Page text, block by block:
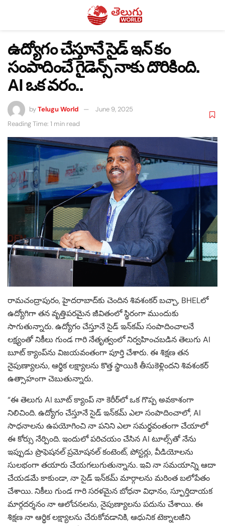
ఉద్యోగం చేస్తూనే సైడ్ ఇన్ కం
సంపాదించే గైడెన్స్ నాకు దొరికింది.
AI ఒక వరం..
byTelugu World
June 9, 2025
Reading Time: 1 min read
రామచంద్రాపురం, హైదరాబాద్‌కు చెందిన శివశంకర్ బచ్చా, BHELలో
ఉద్యోగిగా తన వృత్తిపరమైన జీవితంలో స్థిరంగా ముందుకు
సాగుతున్నారు. ఉద్యోగం చేస్తూనే సైడ్ ఇన్‌కమ్ సంపాదించాలనే
లక్ష్యంతో నికీలు గుండ గారి నేతృత్వంలో నిర్వహించబడిన తెలుగు AI
బూట్ క్యాంప్‌ను విజయవంతంగా పూర్తి చేశారు. ఈ శిక్షణ తన
నైపుణ్యాలను, ఆర్థిక లక్ష్యాలను కొత్త స్థాయికి తీసుకెళ్లిందని శివశంకర్
ఉత్సాహంగా చెబుతున్నారు.
“ఈ తెలుగు AI బూట్ క్యాంప్ నా కెరీర్‌లో ఒక గొప్ప అవకాశంగా
నిలిచింది. ఉద్యోగం చేస్తూనే సైడ్ ఇన్‌కమ్ ఎలా సంపాదించాలో, AI
సాధనాలను ఉపయోగించి నా పనిని ఎలా సమర్థవంతంగా చేయాలో
ఈ కోర్సు నేర్పింది. ఇందులో పరిచయం చేసిన AI టూల్స్‌తో నేను
ఇప్పుడు ప్రొఫెషనల్ ప్రమోషనల్ కంటెంట్, పోస్టర్లు, వీడియోలను
సులభంగా తయారు చేయగలుగుతున్నాను. ఇవి నా సమయాన్ని ఆదా
చేయడమే కాకుండా, నా సైడ్ ఇన్‌కమ్ మార్గాలను మరింత బలోపేతం
చేశాయి. నికీలు గుండ గారి సరళమైన బోధనా విధానం, స్ఫూర్తిదాయక
మార్గదర్శనం నా ఆలోచనలను, నైపుణ్యాలను పదును చేశాయి. ఈ
శిక్షణ నా ఆర్థిక లక్ష్యాలను చేరుకోవడానికి, ఆధునిక టెక్నాలజీని